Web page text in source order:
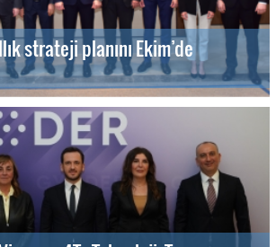
strateji planını Ekim’de